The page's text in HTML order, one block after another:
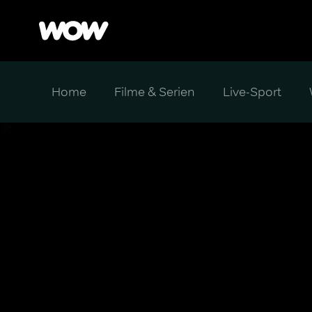
Home Filme & Serien Live-Sport